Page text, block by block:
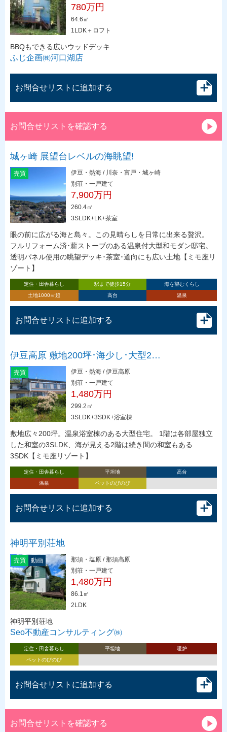
780万円
64.6㎡
1LDK＋ロフト
BBQもできる広いウッドデッキ
ふじ企画㈱河口湖店
お問合せリストに追加する
お問合せリストを確認する
城ヶ崎 展望台レベルの海眺望!
売買
伊豆・熱海 / 川奈・富戸・城ヶ崎
別荘・一戸建て
7,900万円
260.4㎡
3SLDK+LK+茶室
眼の前に広がる海と島々。この見晴らしを日常に出来る贅沢。
フルリフォーム済･薪ストーブのある温泉付大型和モダン邸宅。
透明パネル使用の眺望デッキ･茶室･道向にも広い土地【ミモ座リ
ゾート】
定住・田舎暮らし 駅まで徒歩15分
海を望むくらし
土地1000㎡超
高台 温泉
お問合せリストに追加する
伊豆高原 敷地200坪･海少し･大型2…
売買
伊豆・熱海 / 伊豆高原
別荘・一戸建て
1,480万円
299.2㎡
3SLDK+3SDK+浴室棟
敷地広々200坪。温泉浴室棟のある大型住宅。 1階は各部屋独立
した和室の3SLDK、海が見える2階は続き間の和室もある
3SDK【ミモ座リゾート】
定住・田舎暮らし 平坦地
高台
温泉
ペットのびのび
お問合せリストに追加する
神明平別荘地
売買 動画
那須・塩原 / 那須高原
別荘・一戸建て
1,480万円
86.1㎡
2LDK
神明平別荘地
Seo不動産コンサルティング㈱
定住・田舎暮らし 平坦地
暖炉
ペットのびのび
お問合せリストに追加する
お問合せリストを確認する